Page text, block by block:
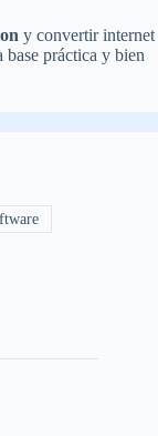
y convertir internet
base práctica y bien